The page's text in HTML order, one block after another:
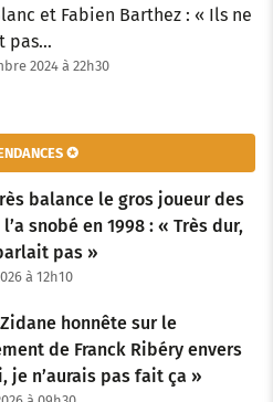
et Fabien Barthez : « Ils ne
pas…
2024 à 22h30
✪
balance le gros joueur des
snobé en 1998 : « Très dur,
pas »
à 12h10
honnête sur le
de Franck Ribéry envers
je n’aurais pas fait ça »